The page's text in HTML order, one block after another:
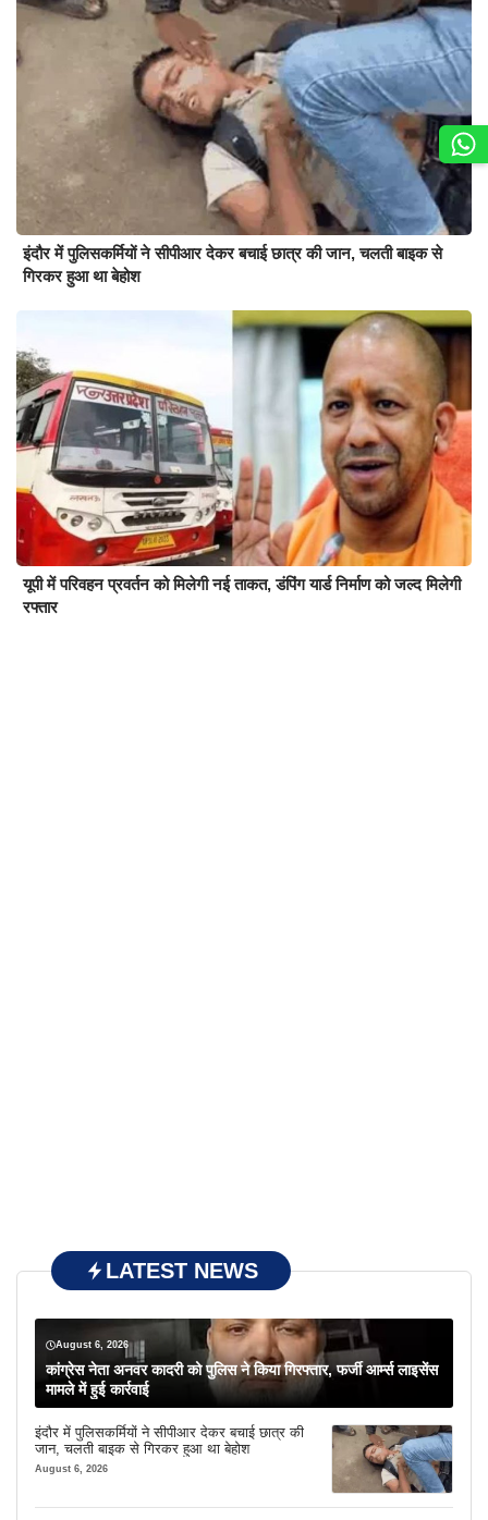
इंदौर में पुलिसकर्मियों ने सीपीआर देकर बचाई छात्र की जान, चलती बाइक से
गिरकर हुआ था बेहोश
यूपी में परिवहन प्रवर्तन को मिलेगी नई ताकत, डंपिंग यार्ड निर्माण को जल्द मिलेगी
रफ्तार
LATEST NEWS
August 6, 2026
कांग्रेस नेता अनवर कादरी को पुलिस ने किया गिरफ्तार, फर्जी आर्म्स लाइसेंस
मामले में हुई कार्रवाई
इंदौर में पुलिसकर्मियों ने सीपीआर देकर बचाई छात्र की
जान, चलती बाइक से गिरकर हुआ था बेहोश
August 6, 2026